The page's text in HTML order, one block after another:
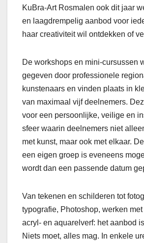
KuBra-Art Rosmalen ook dit jaar
en laagdrempelig aanbod voor
haar creativiteit wil ontdekken of
De workshops en mini-cursussen
gegeven door professionele
kunstenaars en vinden plaats in
van maximaal vijf deelnemers.
voor een persoonlijke, veilige en
sfeer waarin deelnemers niet
met kunst, maar ook met elkaar.
een eigen groep is eveneens
wordt dan een passende datum
Van tekenen en schilderen tot
typografie, Photoshop, werken
acryl- en aquarelverf: het aanbod
Niets moet, alles mag. In enkele